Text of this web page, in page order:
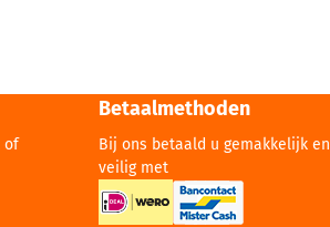
of
Betaalmethoden
Bij ons betaald u gemakkelijk en
veilig met